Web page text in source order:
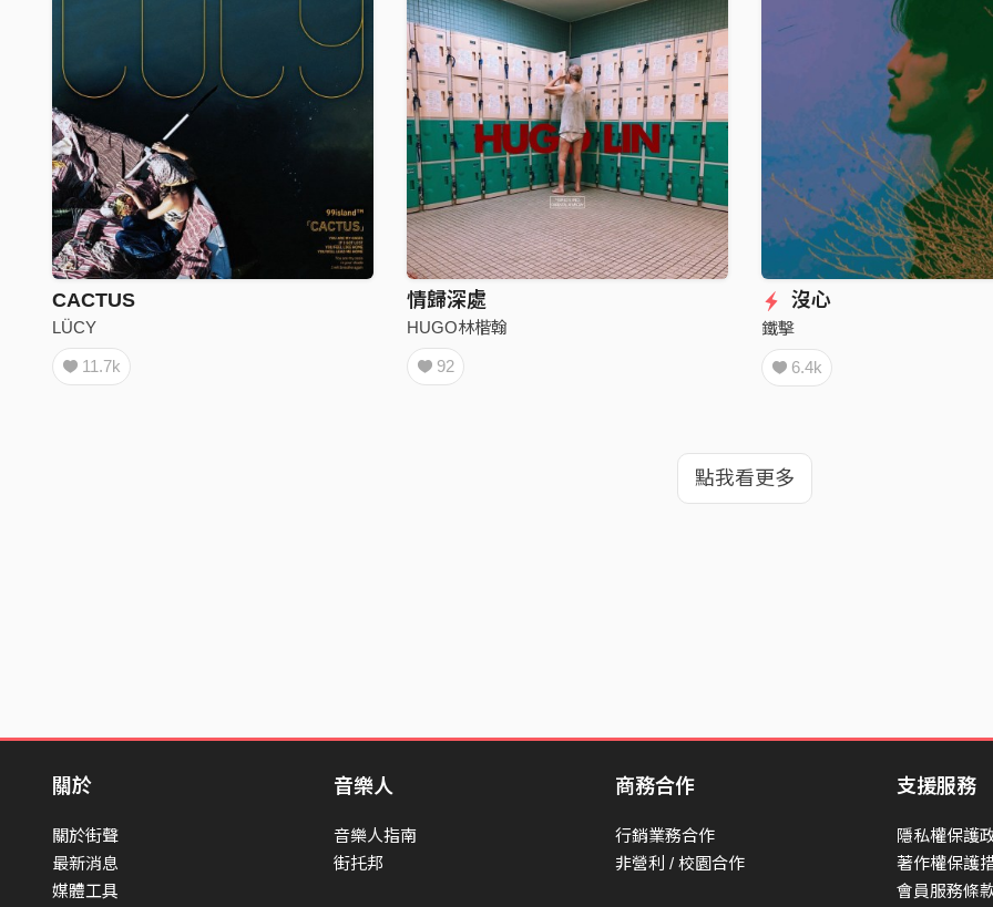
CACTUS
LÜCY
11.7k
情歸深處
HUGO林楷翰
92
沒心
鐵擊
6.4k
點我看更多
關於
關於街聲
最新消息
媒體工具
音樂人
音樂人指南
街托邦
商務合作
行銷業務合作
非營利 / 校園合作
支援服務
隱私權保護
著作權保護
會員服務條